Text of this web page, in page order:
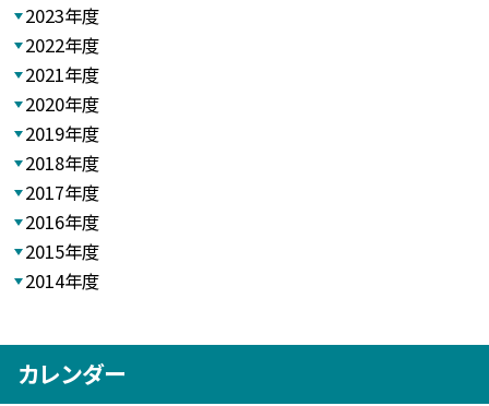
2023年度
2022年度
2021年度
2020年度
2019年度
2018年度
2017年度
2016年度
2015年度
2014年度
カレンダー